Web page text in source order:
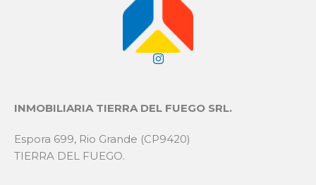
INMOBILIARIA TIERRA DEL FUEGO SRL.
Espora 699, Rio Grande (CP9420)
TIERRA DEL FUEGO.